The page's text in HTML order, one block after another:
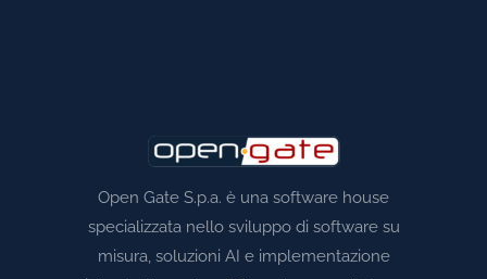
Open Gate S.p.a. è una software house
specializzata nello sviluppo di software su
misura, soluzioni AI e implementazione